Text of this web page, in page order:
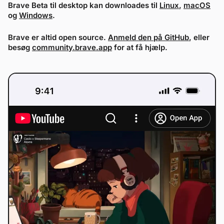
Brave Beta til desktop kan downloades til Linux, macOS
og Windows.
Brave er altid open source. Anmeld den på GitHub, eller
besøg community.brave.app for at få hjælp.